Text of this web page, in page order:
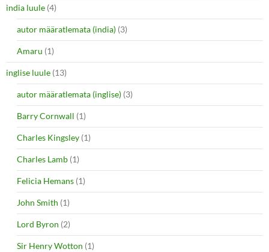
india luule (4)
autor määratlemata (india) (3)
Amaru (1)
inglise luule (13)
autor määratlemata (inglise) (3)
Barry Cornwall (1)
Charles Kingsley (1)
Charles Lamb (1)
Felicia Hemans (1)
John Smith (1)
Lord Byron (2)
Sir Henry Wotton (1)